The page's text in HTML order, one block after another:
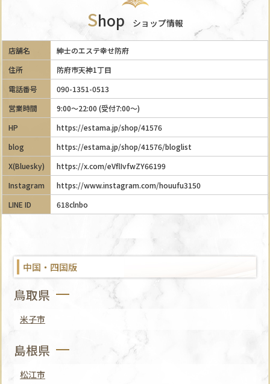
Shop ショップ情報
店舗名
紳士のエステ幸せ防府
住所
防府市天神1丁目
電話番号
090-1351-0513
営業時間
9:00～22:00 (受付7:00～)
HP
https://estama.jp/shop/41576
blog
https://estama.jp/shop/41576/bloglist
X(Bluesky)
https://x.com/eVflIvfwZY66199
Instagram
https://www.instagram.com/houufu3150
LINE ID
618clnbo
中国・四国版
鳥取県
米子市
島根県
松江市